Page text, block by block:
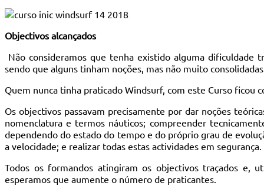
Objectivos alcançados
Não consideramos que tenha existido alguma dificuldade
sendo que alguns tinham noções, mas não muito
Quem nunca tinha praticado Windsurf, com este Curso ficou
Os objectivos passavam precisamente por dar noções
nomenclatura e termos náuticos; compreender
dependendo do estado do tempo e do próprio grau de
a velocidade; e realizar todas estas actividades em segurança.
Todos os formandos atingiram os objectivos traçados e,
esperamos que aumente o número de praticantes.